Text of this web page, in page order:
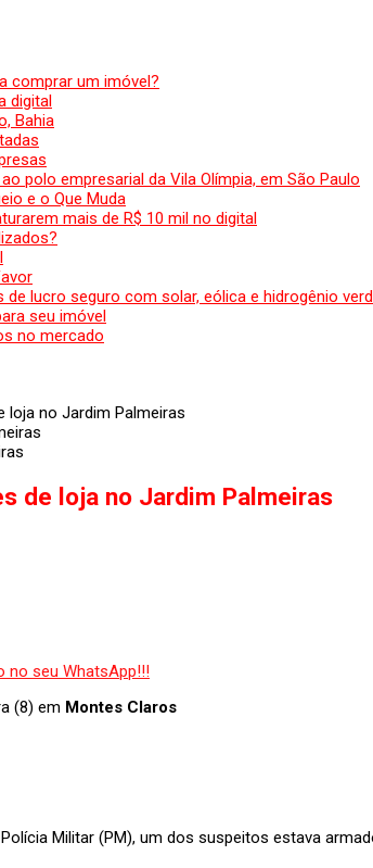
comprar um imóvel?
digital
Bahia
polo empresarial da Vila Olímpia, em São Paulo
e o Que Muda
mais de R$ 10 mil no digital
lucro seguro com solar, eólica e hidrogênio
seu imóvel
no mercado
loja no Jardim Palmeiras
de loja no Jardim Palmeiras
(8) em Montes Claros
Militar (PM), um dos suspeitos estava